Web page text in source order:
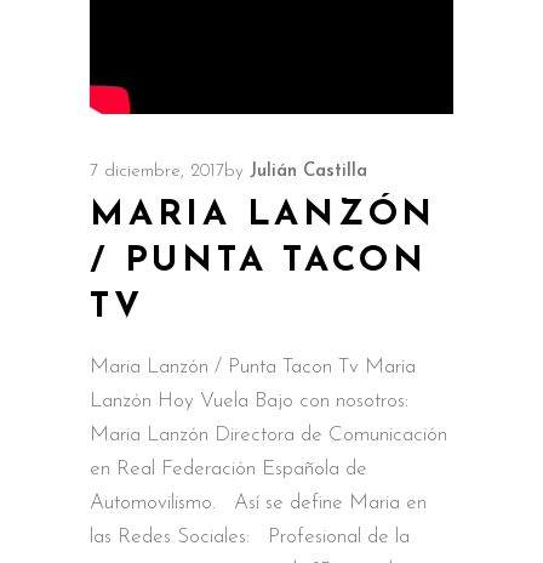
7 diciembre, 2017by Julián Castilla
MARIA LANZÓN
/ PUNTA TACON
TV
Maria Lanzón / Punta Tacon Tv Maria
Lanzón Hoy Vuela Bajo con nosotros:
Maria Lanzón Directora de Comunicación
en Real Federación Española de
Automovilismo. Así se define Maria en
las Redes Sociales: Profesional de la